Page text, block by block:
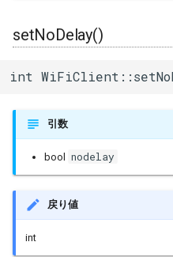
setNoDelay()
int
引数
bool nodelay
戻り値
int